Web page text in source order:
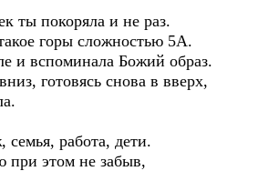
ты покоряла и не раз.
горы сложностью 5А.
и вспоминала Божий образ.
готовясь снова в вверх,
работа, дети.
при этом не забыв,